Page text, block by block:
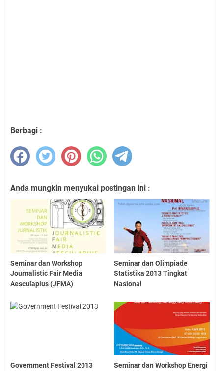
Berbagi :
Anda mungkin menyukai postingan ini :
Seminar dan Workshop
Journalistic Fair Media
Aesculapius (JFMA)
Seminar dan Olimpiade
Statistika 2013 Tingkat
Nasional
Government Festival 2013
Seminar dan Workshop Energi